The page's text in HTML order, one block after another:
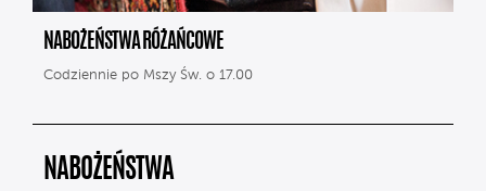
NABOŻEŃSTWA RÓŻAŃCOWE
Codziennie po Mszy Św. o 17.00
NABOŻEŃSTWA